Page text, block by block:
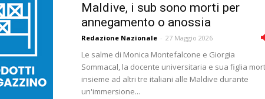
Maldive, i sub sono morti per
annegamento o anossia
Redazione Nazionale - 27 Maggio 2026
Le salme di Monica Montefalcone e Giorgia
Sommacal, la docente universitaria e sua figlia
insieme ad altri tre italiani alle Maldive durante
un'immersione...